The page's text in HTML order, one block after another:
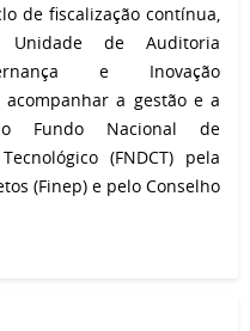
de fiscalização contínua,
de Auditoria
e Inovação
acompanhar a gestão e a
Fundo Nacional de
(FNDCT) pela
(Finep) e pelo Conselho